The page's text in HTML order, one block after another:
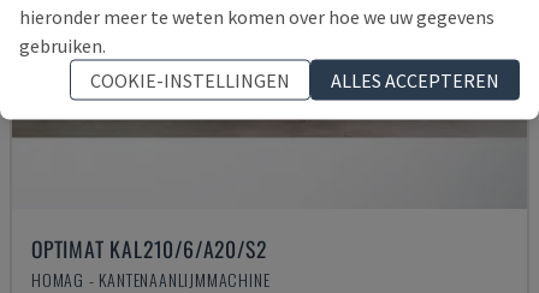
OPTIMAT KAL210/6/A20/S2
HOMAG - KANTENAANLIJMMACHINE
hieronder meer te weten komen over hoe we uw gegevens
gebruiken.
COOKIE-INSTELLINGEN
ALLES ACCEPTEREN